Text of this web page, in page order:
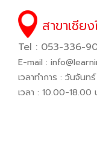
สาขาเชีย
Tel : 053-336-
E-mail :
เวลาทำการ : วันจันท
เวลา : 10.00-18.00